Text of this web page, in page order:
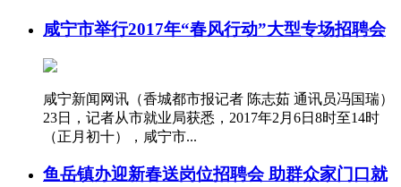
咸宁市举行2017年“春风行动”大型专场招聘会
咸宁新闻网讯（香城都市报记者 陈志茹 通讯员冯国瑞）
23日，记者从市就业局获悉，2017年2月6日8时至14时
（正月初十），咸宁市...
鱼岳镇办迎新春送岗位招聘会 助群众家门口就